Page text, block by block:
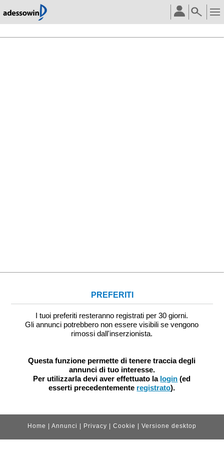
PREFERITI
I tuoi preferiti resteranno registrati per 30 giorni.
Gli annunci potrebbero non essere visibili se vengono
rimossi dall'inserzionista.
Questa funzione permette di tenere traccia degli
annunci di tuo interesse.
Per utilizzarla devi aver effettuato la login (ed
esserti precedentemente registrato).
Home | Annunci | Privacy | Cookie | Versione desktop